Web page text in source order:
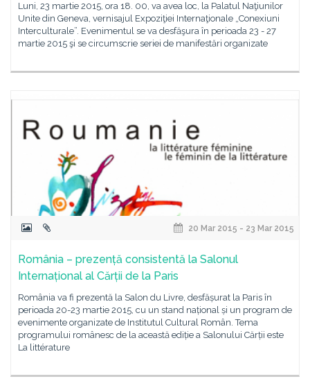
Luni, 23 martie 2015, ora 18. 00, va avea loc, la Palatul Naţiunilor
Unite din Geneva, vernisajul Expoziţiei Internaţionale „Conexiuni
Interculturale”. Evenimentul se va desfăşura în perioada 23 - 27
martie 2015 şi se circumscrie seriei de manifestări organizate
20 Mar 2015 - 23 Mar 2015
România – prezență consistentă la Salonul
Internațional al Cărții de la Paris
România va fi prezentă la Salon du Livre, desfășurat la Paris în
perioada 20-23 martie 2015, cu un stand național și un program de
evenimente organizate de Institutul Cultural Român. Tema
programului românesc de la această ediție a Salonului Cărții este
La littérature